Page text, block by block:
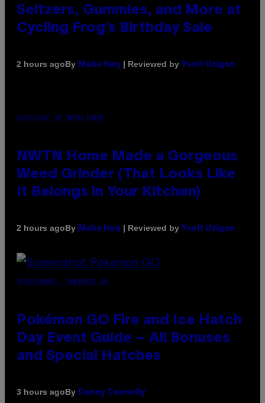
Seltzers, Gummies, and More at
Cycling Frog’s Birthday Sale
2 hours agoBy Maha Haq | Reviewed by Ysolt Usigan
COURTESY OF NWTN HOME
NWTN Home Made a Gorgeous
Weed Grinder (That Looks Like
It Belongs in Your Kitchen)
2 hours agoBy Maha Haq | Reviewed by Ysolt Usigan
SCREENSHOT: POKEMON GO
Pokémon GO Fire and Ice Hatch
Day Event Guide – All Bonuses
and Special Hatches
3 hours agoBy Denny Connolly